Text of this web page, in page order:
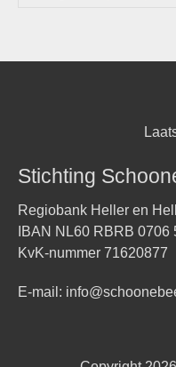
Stichting
Regiobank Heller en
IBAN NL60 RBRB 0706
KvK-nummer 71620877
E-mail: